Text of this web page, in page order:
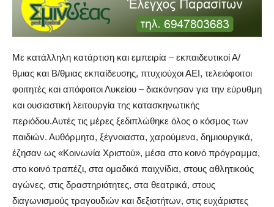
Με κατάλληλη κατάρτιση και εμπειρία – εκπαιδευτικοί Α/
θμιας και Β/θμιας εκπαίδευσης, πτυχιούχοι ΑΕΙ, τελειόφοιτοι
φοιτητές και απόφοιτοι Λυκείου – διακόνησαν για την εύρυθμη
και ουσιαστική λειτουργία της κατασκηνωτικής
περιόδου.Αυτές τις μέρες ξεδιπλώθηκε όλος ο κόσμος των
παιδιών. Αυθόρμητα, ξέγνοιαστα, χαρούμενα, δημιουργικά,
έζησαν ως «Κοινωνία Χριστού», μέσα στο κοινό πρόγραμμα,
στο κοινό τραπέζι, στα ομαδικά παιχνίδια, στους αθλητικούς
αγώνες, στις δραστηριότητες, στα θεατρικά, στους
διαγωνισμούς τραγουδιών και δεξιοτήτων, στις ευχάριστες